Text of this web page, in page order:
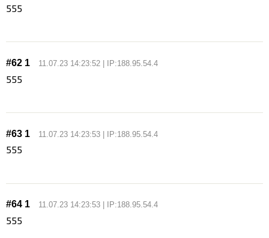
555
#62 1 11.07.23 14:23:52 | IP:188.95.54.4
555
#63 1 11.07.23 14:23:53 | IP:188.95.54.4
555
#64 1 11.07.23 14:23:53 | IP:188.95.54.4
555